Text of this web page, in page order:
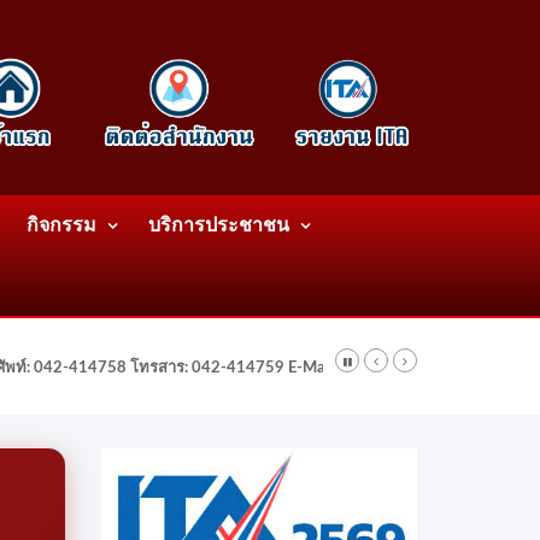
กิจกรรม บริการประชาชน
: 042-414758 โทรสาร: 042-414759 E-Mail: wattatnk@gmail.com